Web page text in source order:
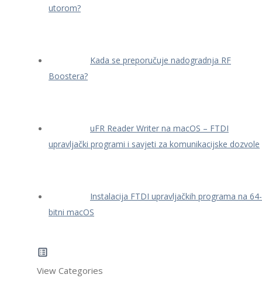
utorom?
Kada se preporučuje nadogradnja RF
Boostera?
uFR Reader Writer na macOS – FTDI
upravljački programi i savjeti za komunikacijske dozvole
Instalacija FTDI upravljačkih programa na 64-
bitni macOS
View Categories